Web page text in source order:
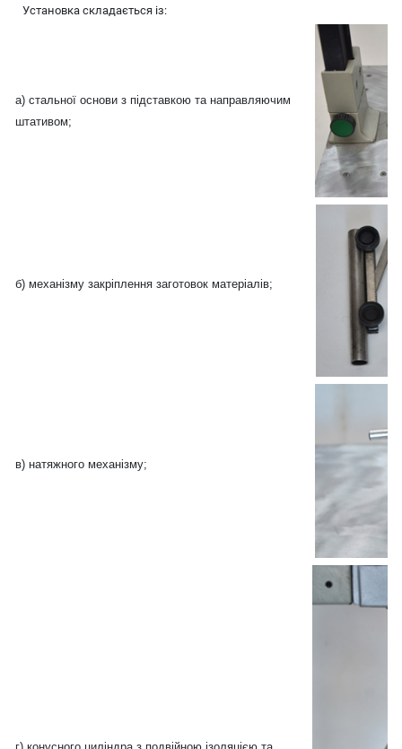
Установка складається із:
а) стальної основи з підставкою та направляючим
штативом;
б) механізму закріплення заготовок матеріалів;
в) натяжного механізму;